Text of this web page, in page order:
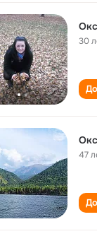
30
47